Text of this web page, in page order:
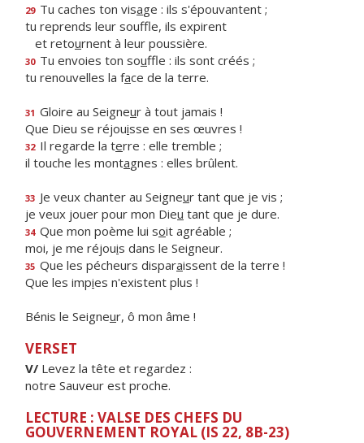
29 Tu caches ton visage : ils s'épouvantent ;
tu reprends leur souffle, ils expirent
et retournent à leur poussière.
30 Tu envoies ton souffle : ils sont créés ;
tu renouvelles la face de la terre.
31 Gloire au Seigneur à tout jamais !
Que Dieu se réjouisse en ses œuvres !
32 Il regarde la terre : elle tremble ;
il touche les montagnes : elles brûlent.
33 Je veux chanter au Seigneur tant que je vis ;
je veux jouer pour mon Dieu tant que je dure.
34 Que mon poème lui soit agréable ;
moi, je me réjouis dans le Seigneur.
35 Que les pécheurs disparaissent de la terre !
Que les impies n'existent plus !
Bénis le Seigneur, ô mon âme !
VERSET
V/ Levez la tête et regardez :
notre Sauveur est proche.
LECTURE : VALSE DES CHEFS DU
GOUVERNEMENT ROYAL (IS 22, 8B-23)